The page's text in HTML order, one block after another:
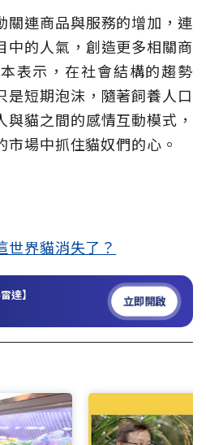
關連商品與服務的增加，連
中的人氣，創造更多相關商
表示，在社會結構的趨勢
是短期泡沫，隨著飼養人口
貓之間的感情互動模式，
場中抓住貓奴們的心。
世界貓消失了？
達】 立即開啟